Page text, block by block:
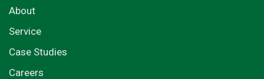
About
Service
Case Studies
Careers